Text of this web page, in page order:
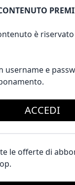
è
username e
ACCEDI
le offerte di